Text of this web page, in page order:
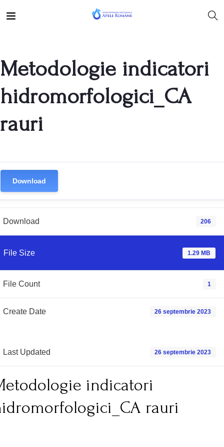
Metodologie indicatori
hidromorfologici_CA
rauri
Download
Download 206
File Size 1.29 MB
File Count 1
Create Date 26 septembrie 2023
Last Updated 26 septembrie 2023
indicatori
rauri